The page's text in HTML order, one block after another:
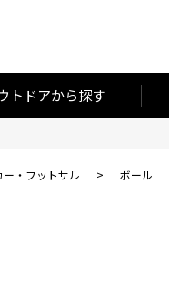
トドアから探す
ー・フットサル > ボール